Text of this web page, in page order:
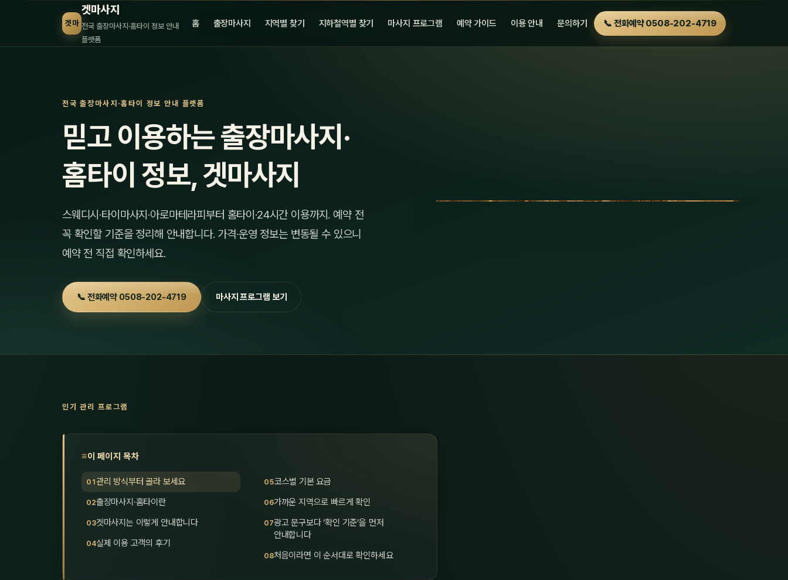
겟마
겟마사지
전국 출장마사지·홈타이 정보 안내
플랫폼
홈 출장마사지 지역별 찾기 지하철역별 찾기 마사지 프로그램 예약 가이드 이용 안내 문의하기 📞 전화예약 0508-202-4719
전국 출장마사지·홈타이 정보 안내 플랫폼
믿고 이용하는 출장마사지·
홈타이 정보, 겟마사지
스웨디시·타이마사지·아로마테라피부터 홈타이·24시간 이용까지. 예약 전
꼭 확인할 기준을 정리해 안내합니다. 가격·운영 정보는 변동될 수 있으니
예약 전 직접 확인하세요.
📞 전화예약 0508-202-4719 마사지 프로그램 보기
인기 관리 프로그램
이 페이지 목차
관리 방식부터 골라 보세요
출장마사지·홈타이란
겟마사지는 이렇게 안내합니다
실제 이용 고객의 후기
코스별 기본 요금
가까운 지역으로 빠르게 확인
광고 문구보다 ‘확인 기준’을 먼저
안내합니다
처음이라면 이 순서대로 확인하세요